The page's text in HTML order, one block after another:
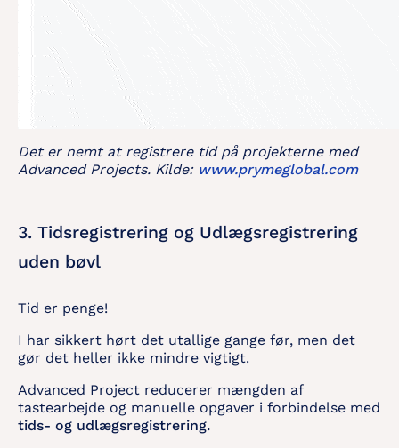
Det er nemt at registrere tid på projekterne med
Advanced Projects. Kilde: www.prymeglobal.com
3. Tidsregistrering og Udlægsregistrering
uden bøvl
Tid er penge!
I har sikkert hørt det utallige gange før, men det
gør det heller ikke mindre vigtigt.
Advanced Project reducerer mængden af
tastearbejde og manuelle opgaver i forbindelse med
tids- og udlægsregistrering.